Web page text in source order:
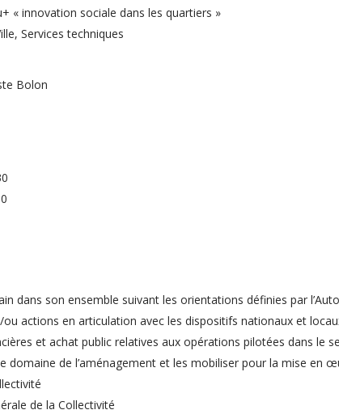
« innovation sociale dans les quartiers »
Services techniques
Bolon
dans son ensemble suivant les orientations définies par
actions en articulation avec les dispositifs nationaux et
et achat public relatives aux opérations pilotées dans le
domaine de l’aménagement et les mobiliser pour la mise en
de la Collectivité